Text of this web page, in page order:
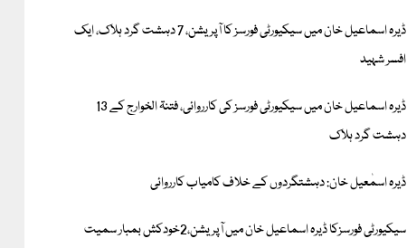
ڈیرہ اسماعیل خان میں سیکیورٹی فورسز کا آپریشن، 7 دہشت گرد ہلاک، ایک
افسر شہید
ڈیرہ اسماعیل خان میں سیکیورٹی فورسز کی کارروائی، فتنۃ الخوارج کے 13
دہشت گرد ہلاک
ڈیرہ اسمٰعیل خان: دہشتگردوں کے خلاف کامیاب کارروائی
سیکیورٹی فورسزکا ڈیرہ اسماعیل خان میں آپریشن،2خودکش بمبار سمیت